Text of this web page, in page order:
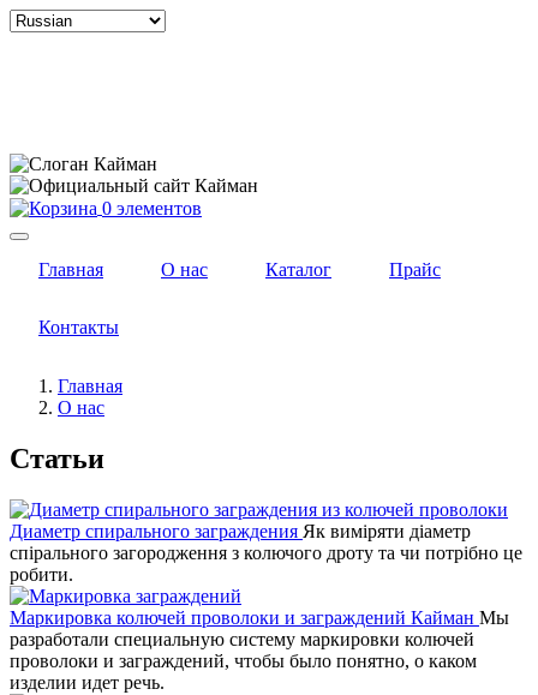
Select
0 элементов
Главная О нас Каталог Прайс
Контакты
Главная
О нас
Статьи
Диаметр спирального заграждения Як виміряти діаметр
спірального загородження з колючого дроту та чи потрібно це
робити.
Маркировка колючей проволоки и заграждений Кайман Мы
разработали специальную систему маркировки колючей
проволоки и заграждений, чтобы было понятно, о каком
изделии идет речь.